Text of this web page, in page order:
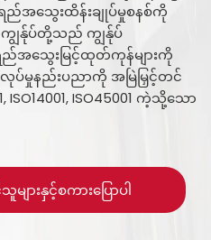
အသွေးထိန်းချုပ်မှုစနစ်ကို
ျွန်ုပ်တို့သည် ကျွန်ုပ်
သွေးမြင့်ထုတ်ကုန်များကို
ပ်မှုနည်းပညာကို အမြဲမြှင့်တင်
ISO45001 ကဲ့သို့သော
ားနှင့်စကားပြောပါ